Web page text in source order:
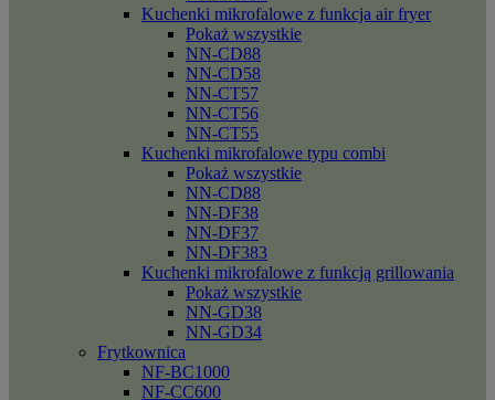
Kuchenki mikrofalowe z funkcja air fryer
Pokaż wszystkie
NN-CD88
NN-CD58
NN-CT57
NN-CT56
NN-CT55
Kuchenki mikrofalowe typu combi
Pokaż wszystkie
NN-CD88
NN-DF38
NN-DF37
NN-DF383
Kuchenki mikrofalowe z funkcją grillowania
Pokaż wszystkie
NN-GD38
NN-GD34
Frytkownica
NF-BC1000
NF-CC600